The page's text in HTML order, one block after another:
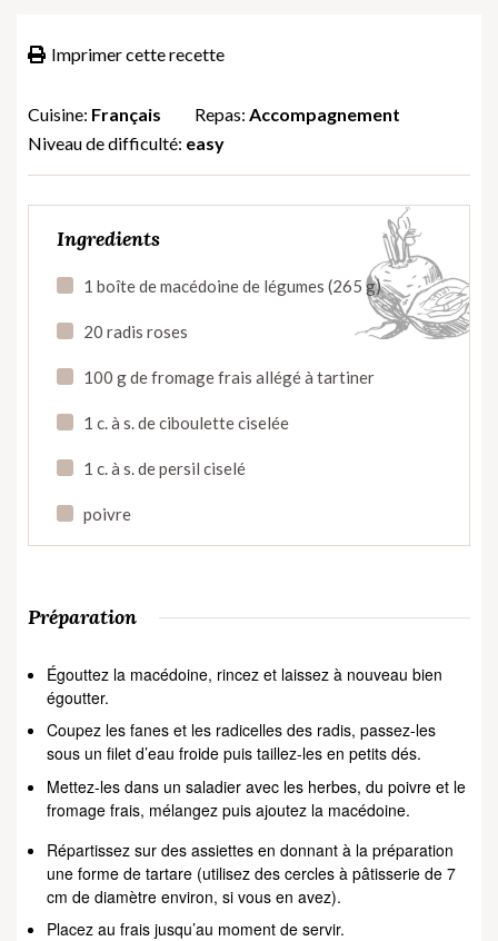
Imprimer cette recette
Cuisine: Français Repas: Accompagnement
Niveau de difficulté: easy
Ingredients
1 boîte de macédoine de légumes (265 g)
20 radis roses
100 g de fromage frais allégé à tartiner
1 c. à s. de ciboulette ciselée
1 c. à s. de persil ciselé
poivre
Préparation
Égouttez la macédoine, rincez et laissez à nouveau bien
égoutter.
Coupez les fanes et les radicelles des radis, passez-les
sous un filet d’eau froide puis taillez-les en petits dés.
Mettez-les dans un saladier avec les herbes, du poivre et le
fromage frais, mélangez puis ajoutez la macédoine.
Répartissez sur des assiettes en donnant à la préparation
une forme de tartare (utilisez des cercles à pâtisserie de 7
cm de diamètre environ, si vous en avez).
Placez au frais jusqu’au moment de servir.